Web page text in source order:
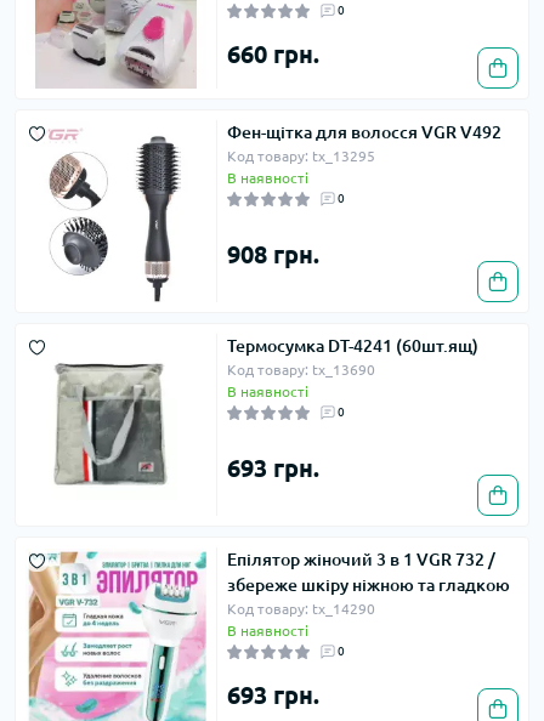
0
660 грн.
Фен-щітка для волосся VGR V492
Код товару: tx_13295
В наявності
0
908 грн.
Термосумка DT-4241 (60шт.ящ)
Код товару: tx_13690
В наявності
0
693 грн.
Епілятор жіночий 3 в 1 VGR 732 /
збереже шкіру ніжною та гладкою
Код товару: tx_14290
В наявності
0
693 грн.